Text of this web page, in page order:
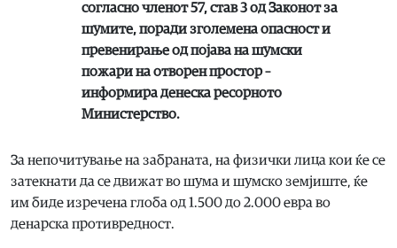
согласно членот 57, став 3 од Законот за
шумите, поради зголемена опасност и
превенирање од појава на шумски
пожари на отворен простор –
информира денеска ресорното
Министерство.
За непочитување на забраната, на физички лица кои ќе се
затекнати да се движат во шума и шумско земјиште, ќе
им биде изречена глоба од 1.500 до 2.000 евра во
денарска противредност.